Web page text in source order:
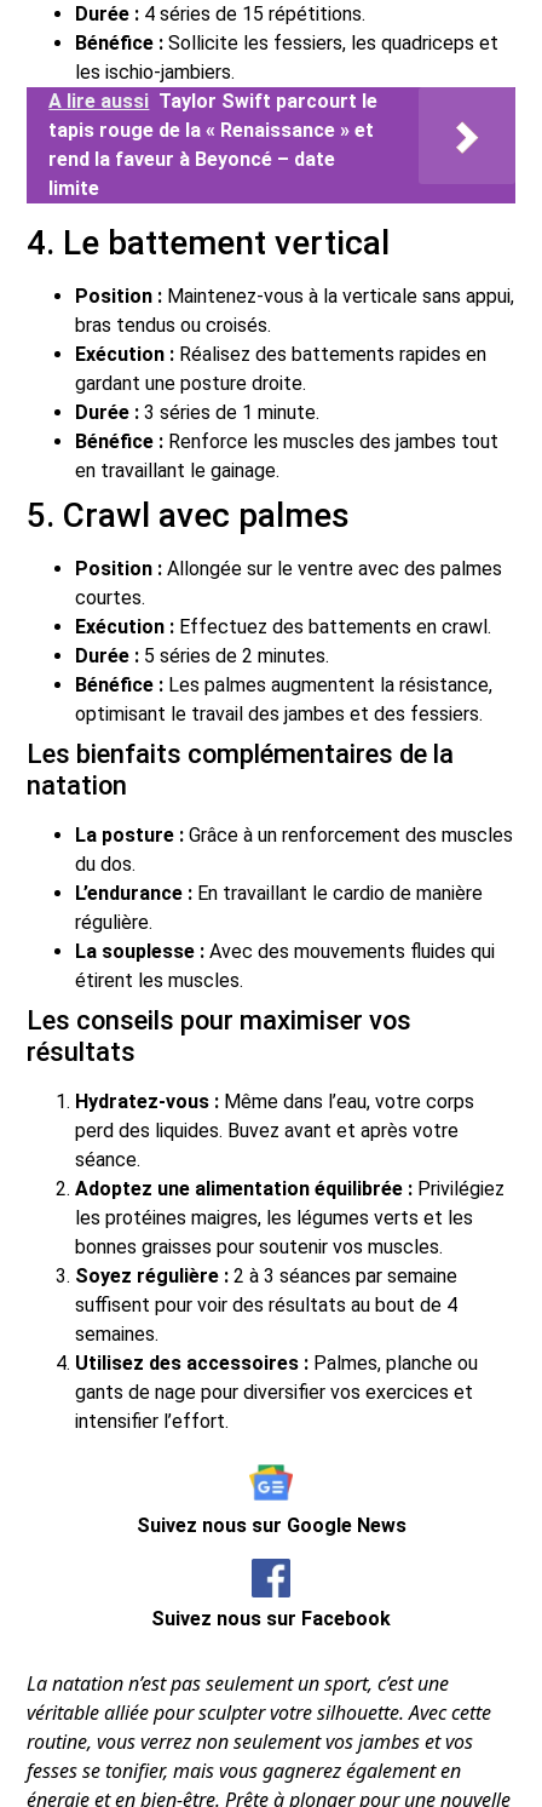
Durée : 4 séries de 15 répétitions.
Bénéfice : Sollicite les fessiers, les quadriceps et
les ischio-jambiers.
A lire aussi Taylor Swift parcourt le
tapis rouge de la « Renaissance » et
rend la faveur à Beyoncé – date
limite
4. Le battement vertical
Position : Maintenez-vous à la verticale sans appui,
bras tendus ou croisés.
Exécution : Réalisez des battements rapides en
gardant une posture droite.
Durée : 3 séries de 1 minute.
Bénéfice : Renforce les muscles des jambes tout
en travaillant le gainage.
5. Crawl avec palmes
Position : Allongée sur le ventre avec des palmes
courtes.
Exécution : Effectuez des battements en crawl.
Durée : 5 séries de 2 minutes.
Bénéfice : Les palmes augmentent la résistance,
optimisant le travail des jambes et des fessiers.
Les bienfaits complémentaires de la
natation
La posture : Grâce à un renforcement des muscles
du dos.
L’endurance : En travaillant le cardio de manière
régulière.
La souplesse : Avec des mouvements fluides qui
étirent les muscles.
Les conseils pour maximiser vos
résultats
Hydratez-vous : Même dans l’eau, votre corps
perd des liquides. Buvez avant et après votre
séance.
Adoptez une alimentation équilibrée : Privilégiez
les protéines maigres, les légumes verts et les
bonnes graisses pour soutenir vos muscles.
Soyez régulière : 2 à 3 séances par semaine
suffisent pour voir des résultats au bout de 4
semaines.
Utilisez des accessoires : Palmes, planche ou
gants de nage pour diversifier vos exercices et
intensifier l’effort.
Suivez nous sur Google News
Suivez nous sur Facebook
La natation n’est pas seulement un sport, c’est une
véritable alliée pour sculpter votre silhouette. Avec cette
routine, vous verrez non seulement vos jambes et vos
fesses se tonifier, mais vous gagnerez également en
énergie et en bien-être. Prête à plonger pour une nouvelle